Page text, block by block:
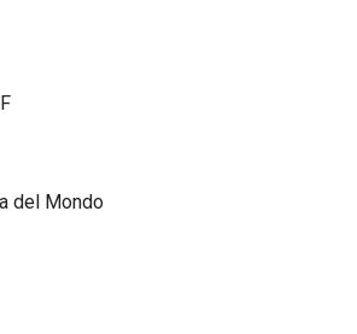
del Mondo